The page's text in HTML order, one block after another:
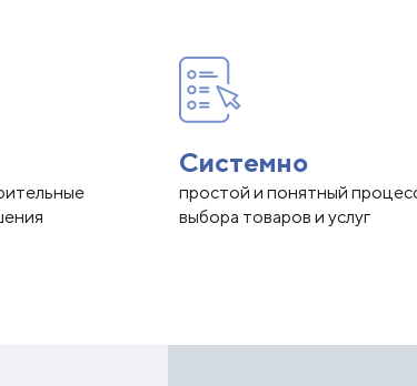
Системно
простой и понятный
выбора товаров и услуг